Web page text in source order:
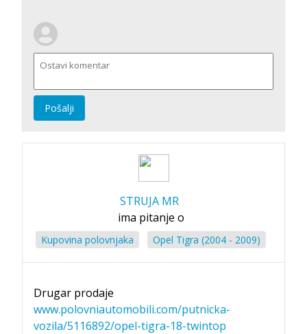
Pošalji
STRUJA MR
ima pitanje o
Kupovina polovnjaka Opel Tigra (2004 - 2009)
Drugar prodaje
www.polovniautomobili.com/putnicka-
vozila/5116892/opel-tigra-18-twintop